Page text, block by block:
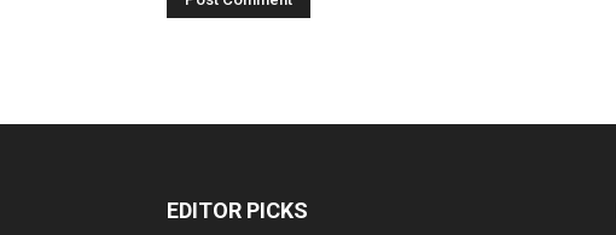
EDITOR PICKS